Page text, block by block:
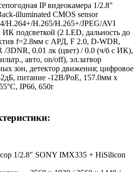
IP видеокамера 1/2.8"
illuminated CMOS sensor
H.264+/H.265/H.265+/JPEG/AVI
ИК подсветкой (2 LED, дальность до
f=2.8мм с АРД, F 2.0, D-WDR,
3DNR, 0.01 лк (цвет) / 0.0 (ч/б с ИК),
авто, on/off), эл.затвор
зон, детектор движения; цифровое
питание -12В/PoE, 157.0мм х
IP66, 650г
1/2.8″ SONY IMX335 + HiSilicon